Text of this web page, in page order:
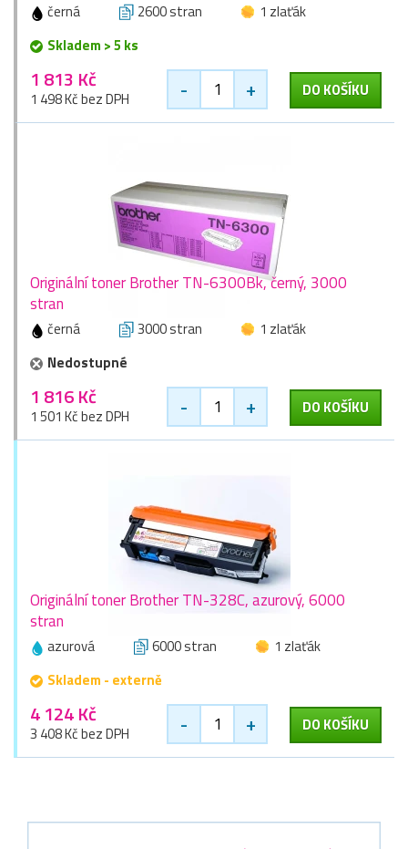
černá 2600 stran
1 zlaťák
Skladem > 5 ks
1 813 Kč
1 498 Kč bez DPH - + DO KOŠÍKU
Originální toner Brother TN-6300Bk, černý, 3000
stran
černá 3000 stran
1 zlaťák
Nedostupné
1 816 Kč
1 501 Kč bez DPH - + DO KOŠÍKU
Originální toner Brother TN-328C, azurový, 6000
stran
azurová 6000 stran
1 zlaťák
Skladem - externě
4 124 Kč
3 408 Kč bez DPH - + DO KOŠÍKU